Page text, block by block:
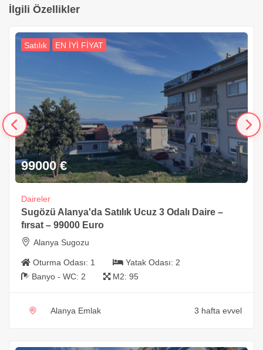
İlgili Özellikler
Satılık EN İYİ FİYAT
99000 €
Daireler
Sugözü Alanya'da Satılık Ucuz 3 Odalı Daire –
fırsat – 99000 Euro
Alanya Sugozu
Oturma Odası: 1 Yatak Odası: 2
Banyo - WC: 2 M2: 95
Alanya Emlak 3 hafta evvel